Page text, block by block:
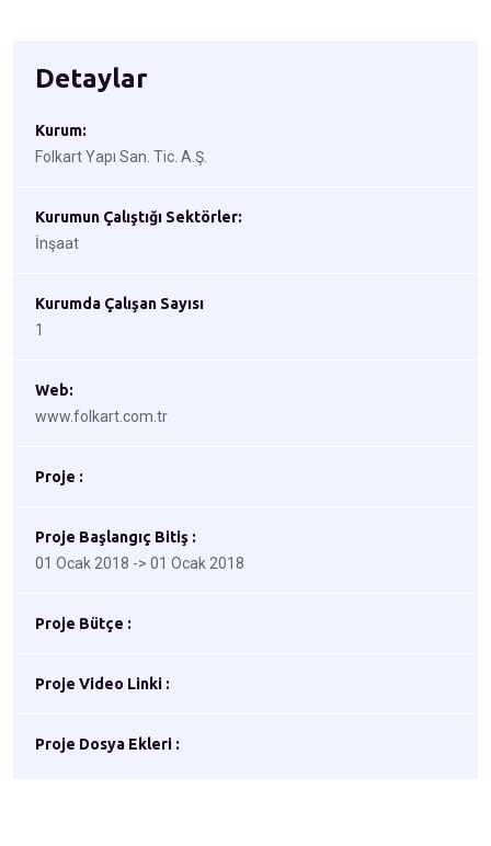
Detaylar
Kurum:
Folkart Yapı San. Tic. A.Ş.
Kurumun Çalıştığı Sektörler:
İnşaat
Kurumda Çalışan Sayısı
1
Web:
www.folkart.com.tr
Proje :
Proje Başlangıç Bitiş :
01 Ocak 2018 -> 01 Ocak 2018
Proje Bütçe :
Proje Video Linki :
Proje Dosya Ekleri :